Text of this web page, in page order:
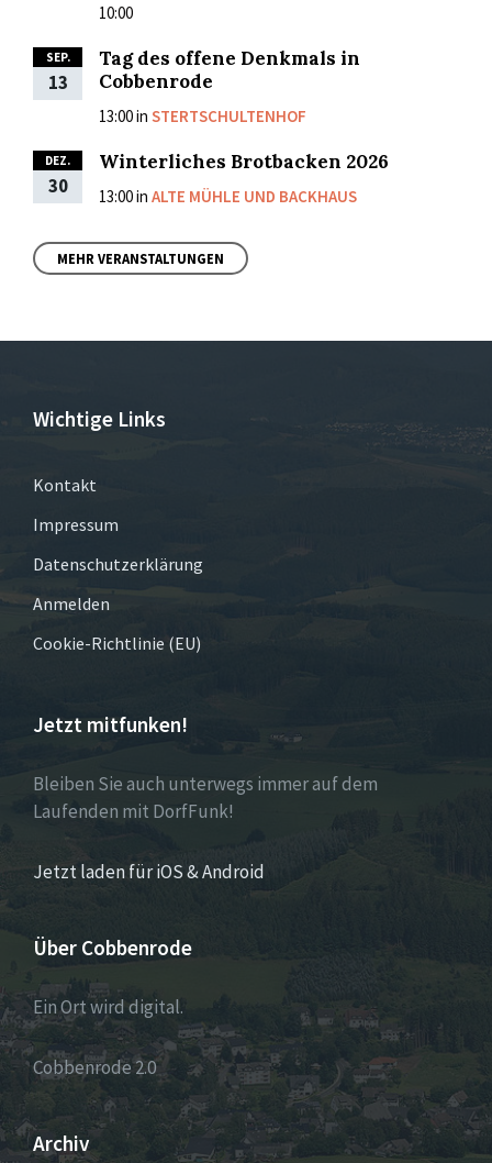
10:00
SEP.
13
Tag des offene Denkmals in
Cobbenrode
13:00in STERTSCHULTENHOF
DEZ.
30
Winterliches Brotbacken 2026
13:00in ALTE MÜHLE UND BACKHAUS
MEHR VERANSTALTUNGEN
Wichtige Links
Kontakt
Impressum
Datenschutzerklärung
Anmelden
Cookie-Richtlinie (EU)
Jetzt mitfunken!
Bleiben Sie auch unterwegs immer auf dem
Laufenden mit DorfFunk!
Jetzt laden für iOS & Android
Über Cobbenrode
Ein Ort wird digital.
Cobbenrode 2.0
Archiv